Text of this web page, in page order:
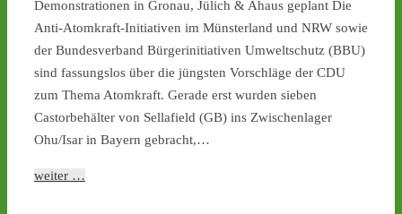
Demonstrationen in Gronau, Jülich & Ahaus geplant Die
Anti-Atomkraft-Initiativen im Münsterland und NRW sowie
der Bundesverband Bürgerinitiativen Umweltschutz (BBU)
sind fassungslos über die jüngsten Vorschläge der CDU
zum Thema Atomkraft. Gerade erst wurden sieben
Castorbehälter von Sellafield (GB) ins Zwischenlager
Ohu/Isar in Bayern gebracht,…
weiter …